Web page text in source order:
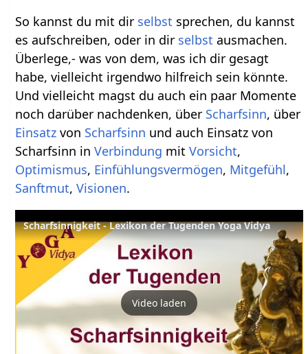
So kannst du mit dir selbst sprechen, du kannst
es aufschreiben, oder in dir selbst ausmachen.
Überlege,- was von dem, was ich dir gesagt
habe, vielleicht irgendwo hilfreich sein könnte.
Und vielleicht magst du auch ein paar Momente
noch darüber nachdenken, über Scharfsinn, über
Einsatz von Scharfsinn und auch Einsatz von
Scharfsinn inVerbindung mitVorsicht,
Optimismus, Einfühlungsvermögen, Mitgefühl,
Sanftmut,Visionen.
Scharfsinnigkeit - Lexikon der Tugenden Yoga Vidya
Video laden